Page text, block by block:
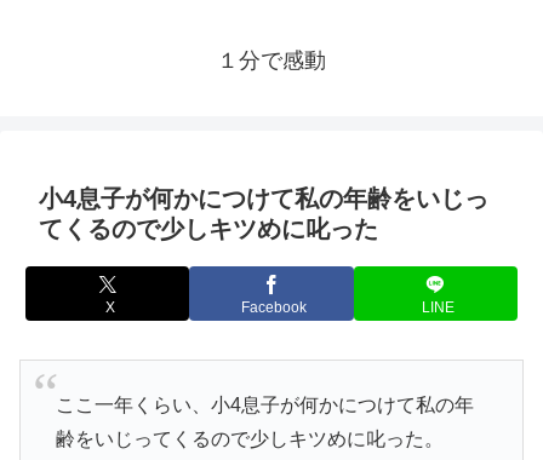
１分で感動
小4息子が何かにつけて私の年齢をいじっ
てくるので少しキツめに叱った
X Facebook LINE
ここ一年くらい、小4息子が何かにつけて私の年
齢をいじってくるので少しキツめに叱った。